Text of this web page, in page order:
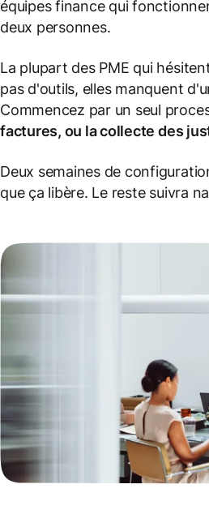
équipes finance qui
deux personnes.
La plupart des PME qui
pas d'outils, elles manquent
Commencez par un seul
factures, ou la collecte des
Deux semaines de
que ça libère. Le reste suivra